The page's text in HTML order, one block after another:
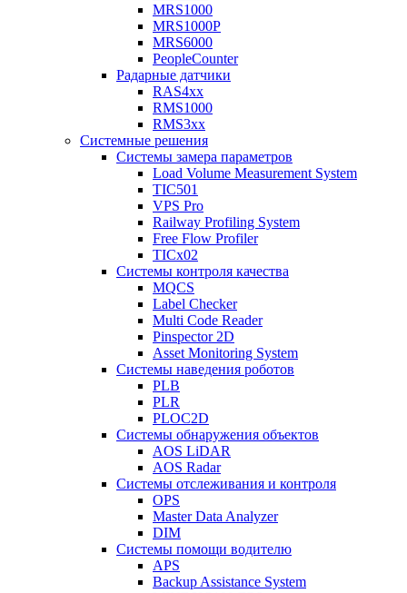
MRS1000
MRS1000P
MRS6000
PeopleCounter
Радарные датчики
RAS4xx
RMS1000
RMS3xx
Системные решения
Системы замера параметров
Load Volume Measurement System
TIC501
VPS Pro
Railway Profiling System
Free Flow Profiler
TICx02
Системы контроля качества
MQCS
Label Checker
Multi Code Reader
Pinspector 2D
Asset Monitoring System
Системы наведения роботов
PLB
PLR
PLOC2D
Системы обнаружения объектов
AOS LiDAR
AOS Radar
Системы отслеживания и контроля
OPS
Master Data Analyzer
DIM
Системы помощи водителю
APS
Backup Assistance System